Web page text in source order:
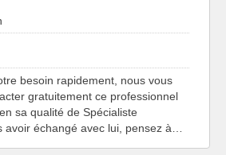
besoin rapidement, nous vous
gratuitement ce professionnel
sa qualité de Spécialiste
avoir échangé avec lui, pensez à…